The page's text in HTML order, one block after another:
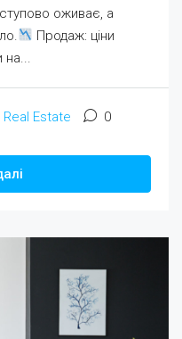
оживає, а
Продаж: ціни
на...
Real Estate 0